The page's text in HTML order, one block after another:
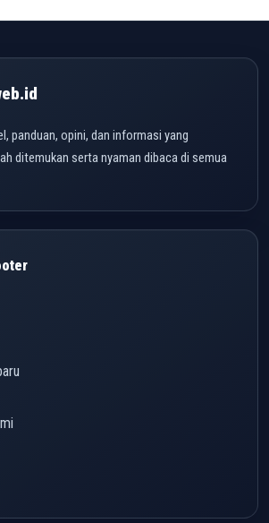
panduan, opini, dan informasi yang
ditemukan serta nyaman dibaca di semua